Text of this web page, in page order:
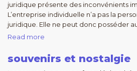
juridique présente des inconvénients
L’entreprise individuelle n’a pas la
juridique. Elle ne peut donc posséder
Read more
souvenirs et nostalgie